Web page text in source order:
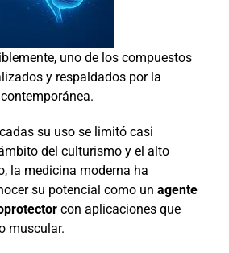
uno de los compuestos
y respaldados por la
su uso se limitó casi
del culturismo y el alto
la medicina moderna ha
su potencial como un agente
con aplicaciones que
muscular.